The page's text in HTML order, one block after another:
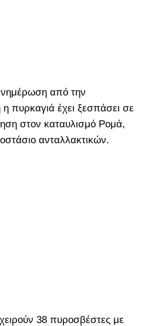
από την
πυρκαγιά έχει ξεσπάσει σε
στον καταυλισμό Ρομά,
ανταλλακτικών.
38 πυροσβέστες με